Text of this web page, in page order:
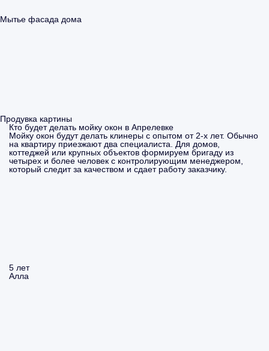
Мытье фасада дома
Продувка картины
Кто будет делать мойку окон в Апрелевке
Мойку окон будут делать клинеры с опытом от 2-х лет. Обычно
на квартиру приезжают два специалиста. Для домов,
коттеджей или крупных объектов формируем бригаду из
четырех и более человек с контролирующим менеджером,
который следит за качеством и сдает работу заказчику.
5 лет
Алла